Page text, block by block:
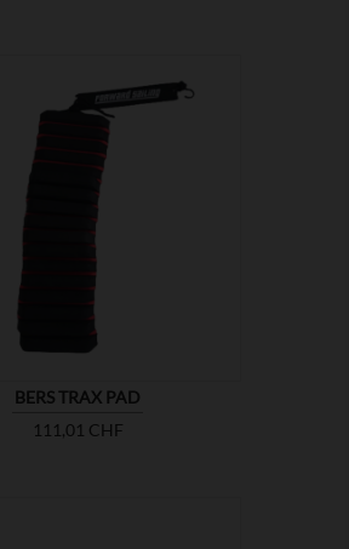
BERS TRAX PAD
Prix
111,01 CHF
